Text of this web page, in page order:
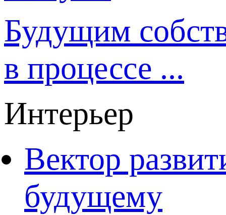
Будущим
в процессе ...
Интерьер
Вектор
будущему